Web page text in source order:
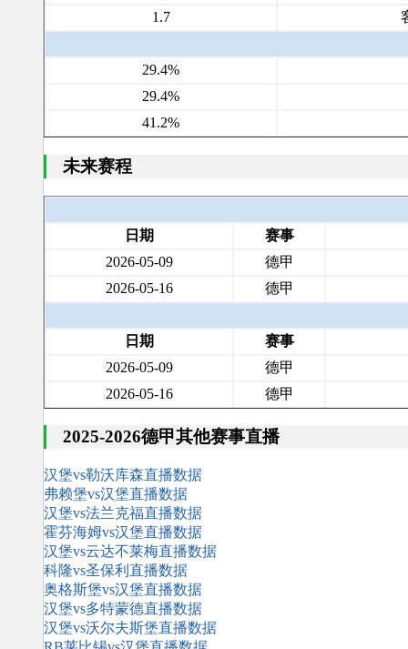
1.7
29.4%
29.4%
41.2%
未来赛程
日期
赛事
2026-05-09
德甲
2026-05-16
德甲
日期
赛事
2026-05-09
德甲
2026-05-16
德甲
2025-2026德甲其他赛事直播
汉堡vs勒沃库森直播数据
弗赖堡vs汉堡直播数据
汉堡vs法兰克福直播数据
霍芬海姆vs汉堡直播数据
汉堡vs云达不莱梅直播数据
科隆vs圣保利直播数据
奥格斯堡vs汉堡直播数据
汉堡vs多特蒙德直播数据
汉堡vs沃尔夫斯堡直播数据